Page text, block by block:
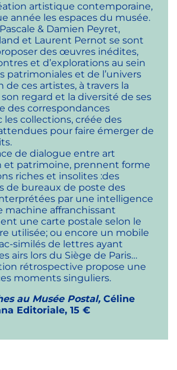
artistique contemporaine,
année les espaces du musée.
& Damien Peyret,
et Laurent Pernot se sont
des œuvres inédites,
et d’explorations au sein
patrimoniales et de l’univers
de ces artistes, à travers la
regard et la diversité de ses
des correspondances
les collections, créée des
pour faire émerger de
de dialogue entre art
et patrimoine, prennent forme
riches et insolites :des
de bureaux de poste des
par une intelligence
machine affranchissant
une carte postale selon le
utilisée; ou encore un mobile
similés de lettres ayant
airs lors du Siège de Paris…
rétrospective propose une
moments singuliers.
au Musée Postal, Céline
Editoriale, 15 €